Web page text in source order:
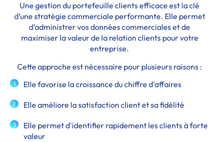
Une gestion du portefeuille clients efficace est la clé
d’une stratégie commerciale performante. Elle permet
d’administrer vos données commerciales et de
maximiser la valeur de la relation clients pour votre
entreprise.
Cette approche est nécessaire pour plusieurs raisons :
1 Elle favorise la croissance du chiffre d'affaires
2 Elle améliore la satisfaction client et sa fidélité
3
Elle permet d'identifier rapidement les clients à forte
valeur